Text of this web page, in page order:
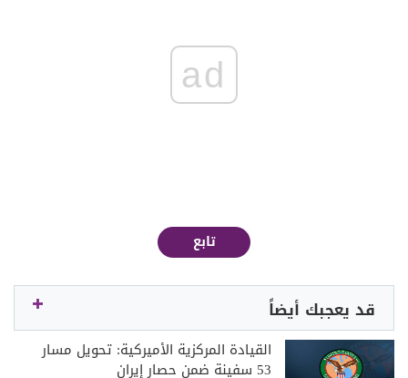
ad
تابع
قد يعجبك أيضاً
القيادة المركزية الأميركية: تحويل مسار
53 سفينة ضمن حصار إيران